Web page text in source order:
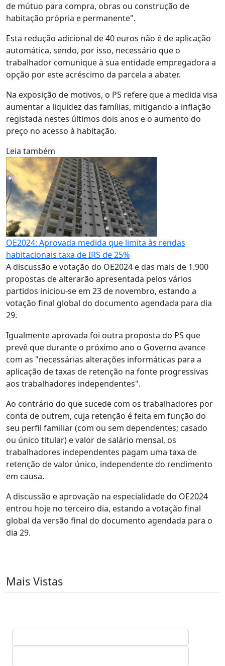
de mútuo para compra, obras ou construção de
habitação própria e permanente".
Esta redução adicional de 40 euros não é de aplicação
automática, sendo, por isso, necessário que o
trabalhador comunique à sua entidade empregadora a
opção por este acréscimo da parcela a abater.
Na exposição de motivos, o PS refere que a medida visa
aumentar a liquidez das famílias, mitigando a inflação
registada nestes últimos dois anos e o aumento do
preço no acesso à habitação.
Leia também
OE2024: Aprovada medida que limita às rendas
habitacionais taxa de IRS de 25%
A discussão e votação do OE2024 e das mais de 1.900
propostas de alterarão apresentada pelos vários
partidos iniciou-se em 23 de novembro, estando a
votação final global do documento agendada para dia
29.
Igualmente aprovada foi outra proposta do PS que
prevê que durante o próximo ano o Governo avance
com as "necessárias alterações informáticas para a
aplicação de taxas de retenção na fonte progressivas
aos trabalhadores independentes".
Ao contrário do que sucede com os trabalhadores por
conta de outrem, cuja retenção é feita em função do
seu perfil familiar (com ou sem dependentes; casado
ou único titular) e valor de salário mensal, os
trabalhadores independentes pagam uma taxa de
retenção de valor único, independente do rendimento
em causa.
A discussão e aprovação na especialidade do OE2024
entrou hoje no terceiro dia, estando a votação final
global da versão final do documento agendada para o
dia 29.
Mais Vistas